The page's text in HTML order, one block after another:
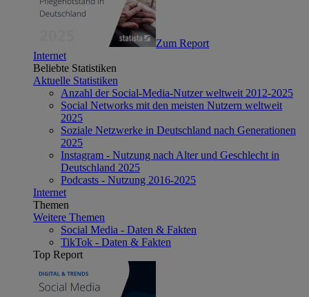
Zum Report
Internet
Beliebte Statistiken
Aktuelle Statistiken
Anzahl der Social-Media-Nutzer weltweit 2012-2025
Social Networks mit den meisten Nutzern weltweit
2025
Soziale Netzwerke in Deutschland nach Generationen
2025
Instagram - Nutzung nach Alter und Geschlecht in
Deutschland 2025
Podcasts - Nutzung 2016-2025
Internet
Themen
Weitere Themen
Social Media - Daten & Fakten
TikTok - Daten & Fakten
Top Report